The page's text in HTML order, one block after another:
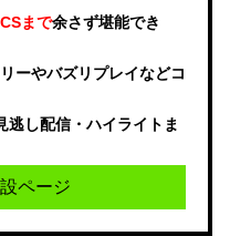
まで余さず堪能でき
ーやバズリプレイなどコ
逃し配信・ハイライトま
ページ